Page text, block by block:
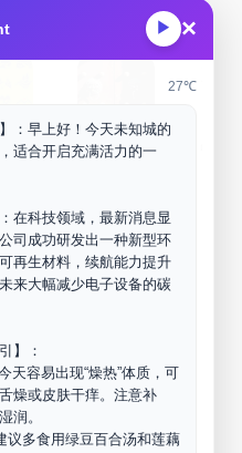
▶ ×
27℃
：早上好！今天未知城的
适合开启充满活力的一
在科技领域，最新消息显
司成功研发出一种新型环
再生材料，续航能力提升
来大幅减少电子设备的碳
】：
天容易出现“燥热”体质，可
燥或皮肤干痒。注意补
润。
议多食用绿豆百合汤和莲藕
成 DOORM
Membership”